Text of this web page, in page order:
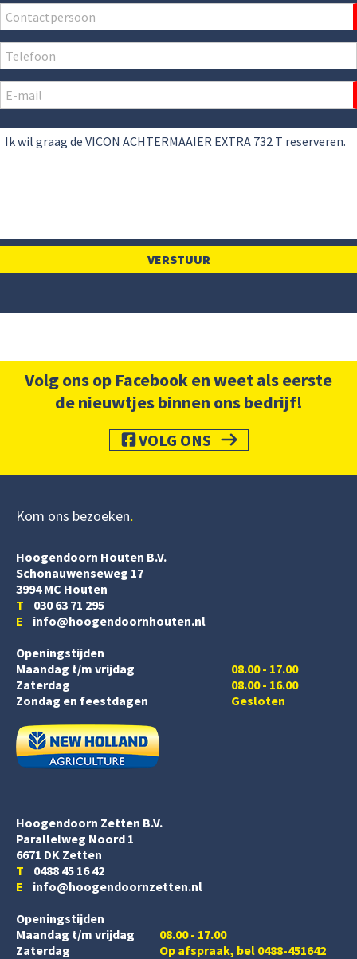
Volg ons op Facebook en weet als eerste
de nieuwtjes binnen ons bedrijf!
VOLG ONS
Kom ons bezoeken
Hoogendoorn Houten B.V.
Schonauwenseweg 17
3994 MC Houten
T 030 63 71 295
E info@hoogendoornhouten.nl
Openingstijden
Maandag t/m vrijdag
Zaterdag
08.00 - 17.00
08.00 - 16.00
Zondag en feestdagen
Gesloten
Hoogendoorn Zetten B.V.
Parallelweg Noord 1
6671 DK Zetten
T 0488 45 16 42
E info@hoogendoornzetten.nl
Openingstijden
Maandag t/m vrijdag
08.00 - 17.00
Zaterdag
Op afspraak, bel 0488-451642